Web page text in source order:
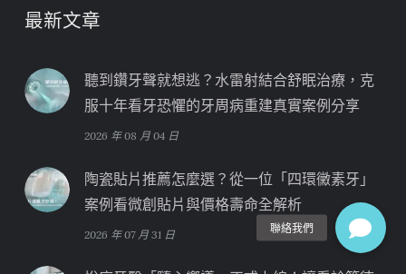
最新文章
聽到鑽牙聲就想逃？水雷射結合舒眠治療，克
服十年看牙恐懼的牙周病重建真實案例分享
2026 年 08 月 04 日
陶瓷貼片推薦怎麼選？從一位「四環黴素牙」
案例看微創貼片與價格壽命全解析
2026 年 07 月 31 日